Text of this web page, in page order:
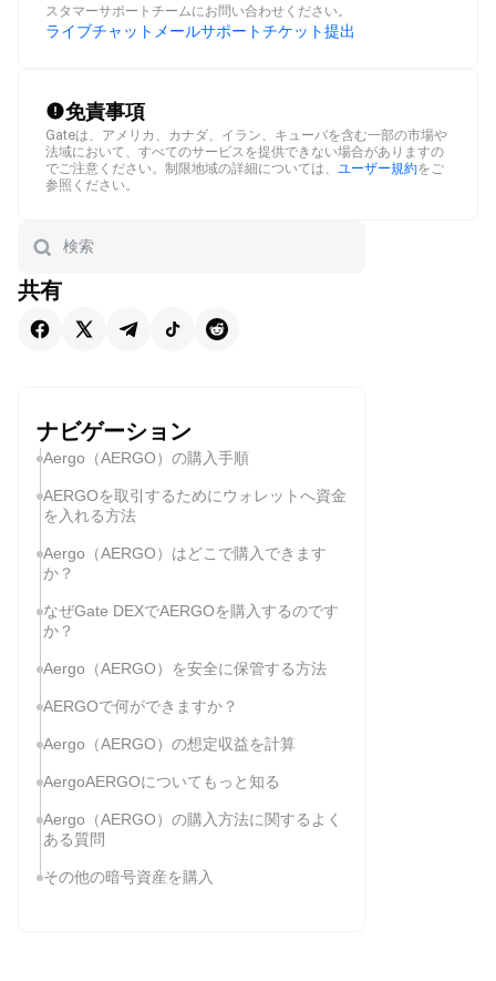
スタマーサポートチームにお問い合わせください。
ライブチャット メールサポートチケット提出
免責事項
Gateは、アメリカ、カナダ、イラン、キューバを含む一部の市場や
法域において、すべてのサービスを提供できない場合がありますの
でご注意ください。制限地域の詳細については、
ユーザー規約をご
参照ください。
共有
ナビゲーション
Aergo（AERGO）の購入手順
AERGOを取引するためにウォレットへ資金
を入れる方法
Aergo（AERGO）はどこで購入できます
か？
なぜGate DEXでAERGOを購入するのです
か？
Aergo（AERGO）を安全に保管する方法
AERGOで何ができますか？
Aergo（AERGO）の想定収益を計算
AergoAERGOについてもっと知る
Aergo（AERGO）の購入方法に関するよく
ある質問
その他の暗号資産を購入